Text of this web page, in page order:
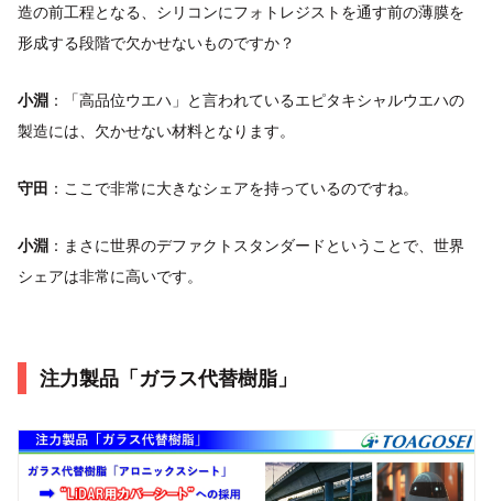
造の前工程となる、シリコンにフォトレジストを通す前の薄膜を
形成する段階で欠かせないものですか？
小淵 ：「高品位ウエハ」と言われているエピタキシャルウエハの
製造には、欠かせない材料となります。
守田 ：ここで非常に大きなシェアを持っているのですね。
小淵 ：まさに世界のデファクトスタンダードということで、世界
シェアは非常に高いです。
注力製品「ガラス代替樹脂」